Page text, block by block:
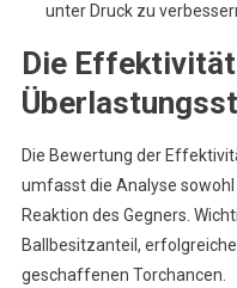
unter Druck zu
Die
Die Bewertung der
umfasst die Analyse
Reaktion des Gegners.
Ballbesitzanteil,
geschaffenen Torchancen.